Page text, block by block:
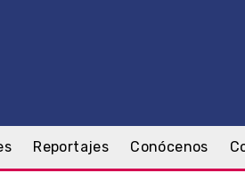
Reportajes Conócenos